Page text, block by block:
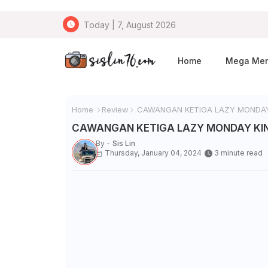
Today | 7, August 2026
Home Mega
Home Review CAWANGAN KETIGA LAZY
CAWANGAN KETIGA LAZY MONDAY
By - Sis Lin
Thursday, January 04, 2024
3 minute read